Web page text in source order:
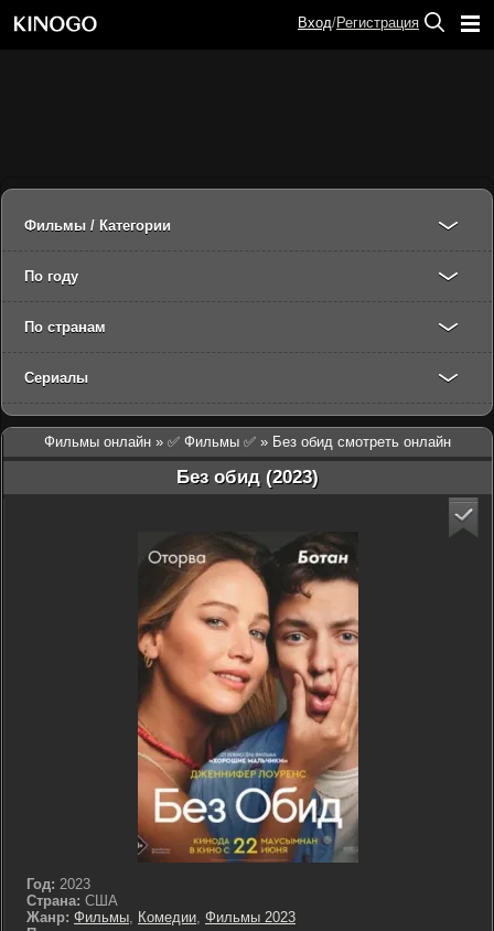
Фильмы / Категории
По году
По странам
Сериалы
Фильмы онлайн » ✅ Фильмы ✅ » Без обид смотреть онлайн
Без обид (2023)
Год: 2023
Страна: США
Жанр: Фильмы, Комедии, Фильмы 2023
Вход/Регистрация